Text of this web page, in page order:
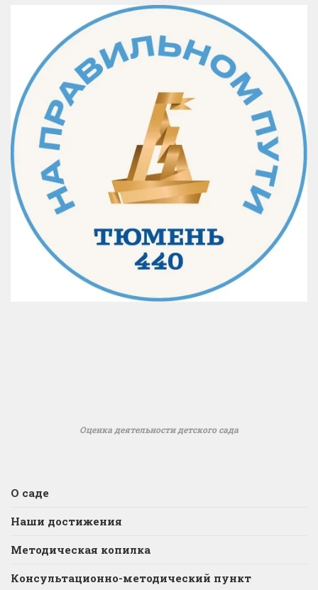
Оценка деятельности детского сада
О саде
Наши достижения
Методическая копилка
Консультационно-методический пункт